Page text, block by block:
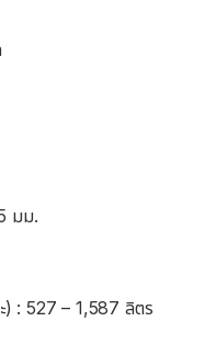
มม.
) : 527 – 1,587 ลิตร